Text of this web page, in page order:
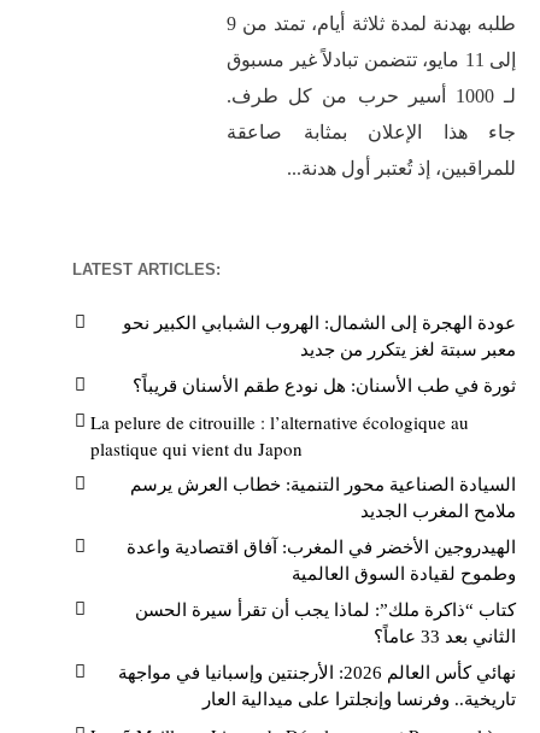
طلبه بهدنة لمدة ثلاثة أيام، تمتد من 9
إلى 11 مايو، تتضمن تبادلاً غير مسبوق
لـ 1000 أسير حرب من كل طرف.
جاء هذا الإعلان بمثابة صاعقة
للمراقبين، إذ تُعتبر أول هدنة...
LATEST ARTICLES:
عودة الهجرة إلى الشمال: الهروب الشبابي الكبير نحو
معبر سبتة لغز يتكرر من جديد
ثورة في طب الأسنان: هل نودع طقم الأسنان قريباً؟
La pelure de citrouille : l’alternative écologique au
plastique qui vient du Japon
السيادة الصناعية محور التنمية: خطاب العرش يرسم
ملامح المغرب الجديد
الهيدروجين الأخضر في المغرب: آفاق اقتصادية واعدة
وطموح لقيادة السوق العالمية
كتاب “ذاكرة ملك”: لماذا يجب أن تقرأ سيرة الحسن
الثاني بعد 33 عاماً؟
نهائي كأس العالم 2026: الأرجنتين وإسبانيا في مواجهة
تاريخية.. وفرنسا وإنجلترا على ميدالية العار